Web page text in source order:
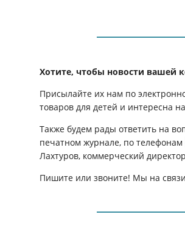
Хотите, чтобы новости вашей
Присылайте их нам по
товаров для детей и интересна
Также будем рады ответить на
печатном журнале, по телефонам
Лахтуров, коммерческий
Пишите или звоните! Мы на